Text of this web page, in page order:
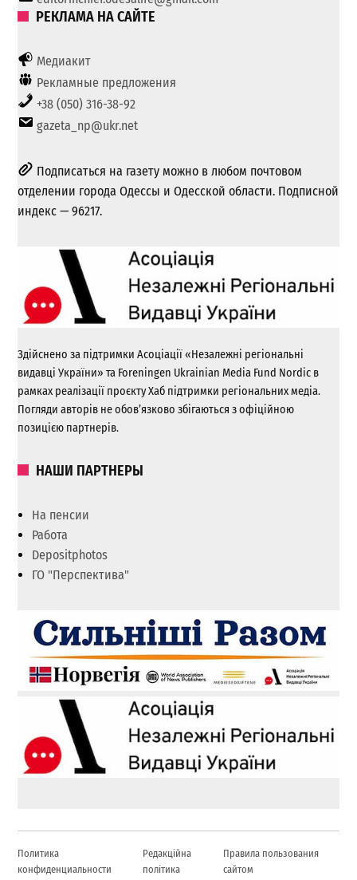
РЕКЛАМА НА САЙТЕ
Медиакит
Рекламные предложения
+38 (050) 316-38-92
gazeta_np@ukr.net
Подписаться на газету можно в любом почтовом
отделении города Одессы и Одесской области. Подписной
индекс — 96217.
Здійснено за підтримки Асоціації «Незалежні регіональні
видавці України» та Foreningen Ukrainian Media Fund Nordic в
рамках реалізації проєкту Хаб підтримки регіональних медіа.
Погляди авторів не обов’язково збігаються з офіційною
позицією партнерів.
НАШИ ПАРТНЕРЫ
На пенсии
Работа
Depositphotos
ГО "Перспектива"
Политика
конфиденциальности
Редакційна
політика
Правила пользования
сайтом